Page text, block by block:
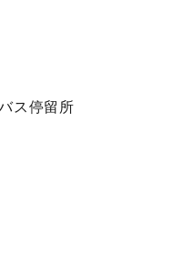
ス停留所